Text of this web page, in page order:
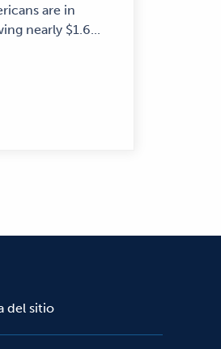
are in
nearly $1.6...
del sitio